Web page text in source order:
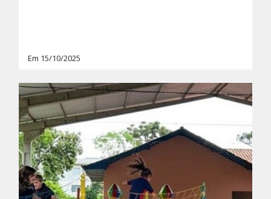
Em 15/10/2025